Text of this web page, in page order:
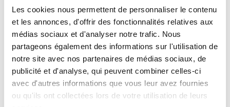
Les cookies nous permettent de personnaliser le contenu
et les annonces, d'offrir des fonctionnalités relatives aux
médias sociaux et d'analyser notre trafic. Nous
partageons également des informations sur l'utilisation de
notre site avec nos partenaires de médias sociaux, de
publicité et d'analyse, qui peuvent combiner celles-ci
avec d'autres informations que vous leur avez fournies
ou qu'ils ont collectées lors de votre utilisation de leurs
Voir un poêle allumé avant l’achat est fondamental.
Ce revendeur présente au moins un produit relié à
un conduit de fumée et qui peut être allumé afin
d’évaluer au mieux toutes ses caractéristiques.
Vérifiez ci-dessous quels sont les produits en
marche.
Nouvelles